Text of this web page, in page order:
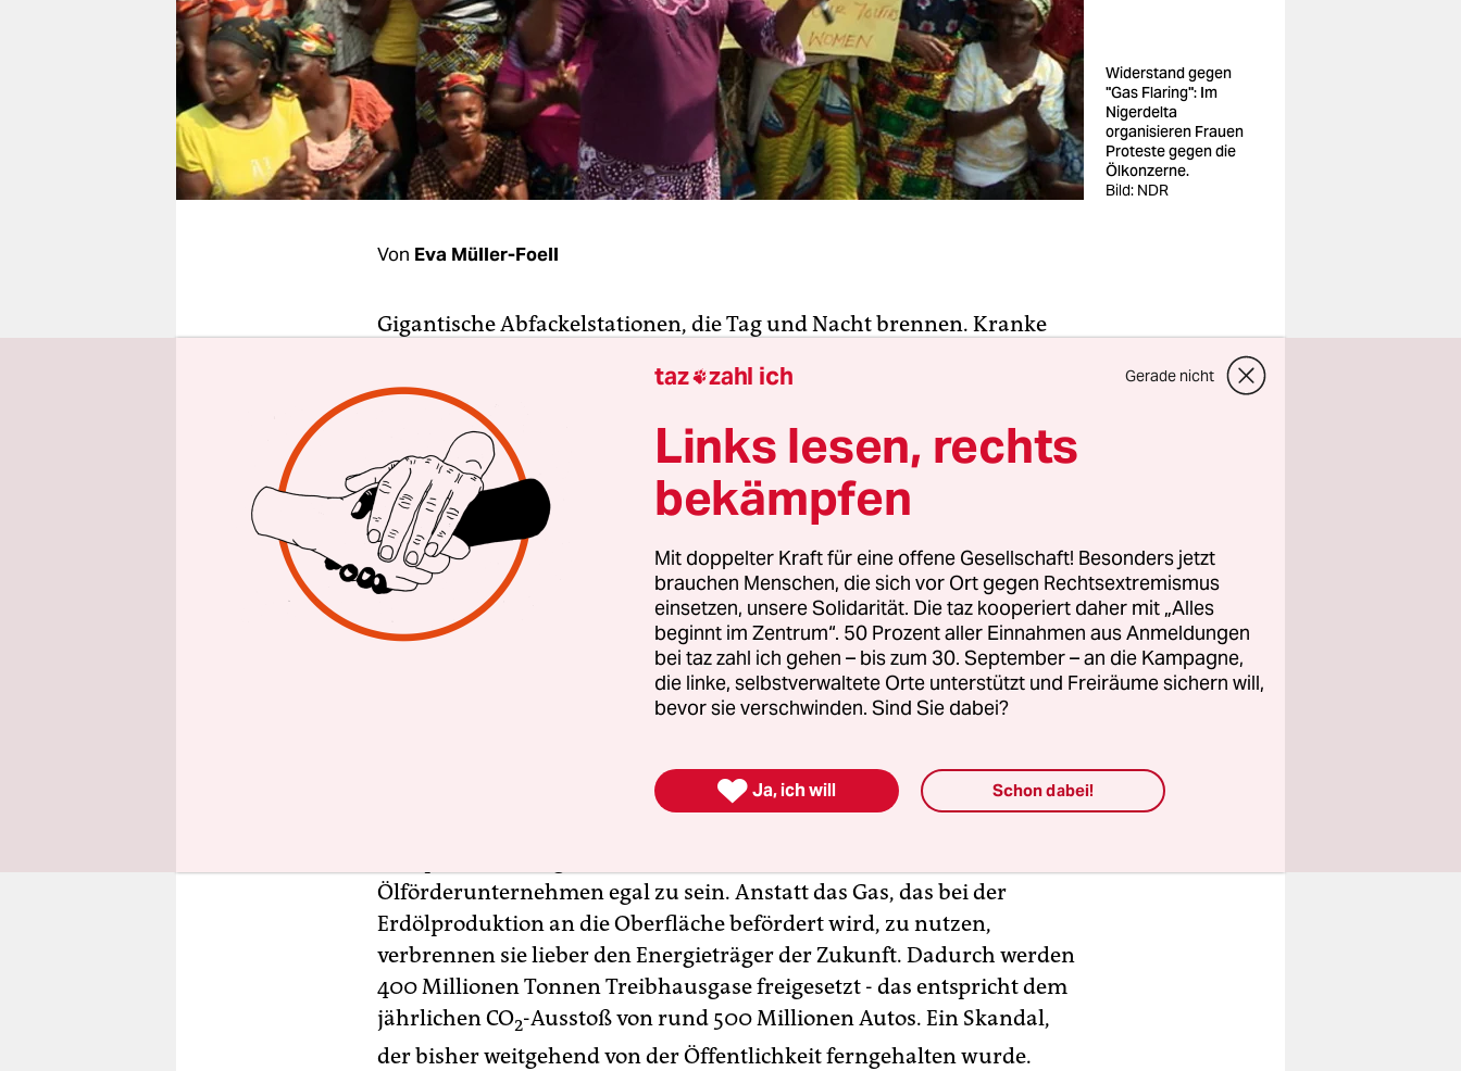
shop
fragen & hilfe
unterstützen
abo
genossenschaft
Widerstand gegen
"Gas Flaring": Im
Nigerdelta
organisieren Frauen
Proteste gegen die
Ölkonzerne.
Bild: NDR
Von Eva Müller-Foell
Gigantische Abfackelstationen, die Tag und Nacht brennen. Kranke
erwarten. Verseuchte Erde und giftige Gase, die die Luft der Dörfer
verpesten und die Lungen der Leute im Nigerdelta belasten. Bilder, die
sich ins Gedächtnis einbrennen. Schuld an diesen Umweltschäden ist
das sogenannte "Gas Flaring" - oder auf Deutsch "Gasverbrennung". In
der Dokumentation "Abgefackelt: Wie die Ölkonzerne unser Klima
killen" zeigen die Filmemacher Inge Altemeier und Steffen Weber,
warum die Ölkonzerne weltweit wertvolles Gas verbrennen und daran
nicht gehindert werden. Ihr Film ist Teil des Arte-Themenabends
"Schmutziges Öl", in dessen Rahmen auch die Dokumentation "Die BP-
Story - Profit um jeden Preis" läuft, in dem der US-Journalist Greg
Palast zeigt, welche Gebiete trotz großer Risiken für die Umwelt zur
Ölförderunternehmen egal zu sein. Anstatt das Gas, das bei der
Erdölproduktion an die Oberfläche befördert wird, zu nutzen,
verbrennen sie lieber den Energieträger der Zukunft. Dadurch werden
400 Millionen Tonnen Treibhausgase freigesetzt - das entspricht dem
jährlichen CO2-Ausstoß von rund 500 Millionen Autos. Ein Skandal,
der bisher weitgehend von der Öffentlichkeit ferngehalten wurde.
taz zahl ich Gerade nicht
Links lesen, rechts
bekämpfen
Mit doppelter Kraft für eine offene Gesellschaft! Besonders jetzt
brauchen Menschen, die sich vor Ort gegen Rechtsextremismus
einsetzen, unsere Solidarität. Die taz kooperiert daher mit „Alles
beginnt im Zentrum“. 50 Prozent aller Einnahmen aus Anmeldungen
bei taz zahl ich gehen – bis zum 30. September – an die Kampagne,
die linke, selbstverwaltete Orte unterstützt und Freiräume sichern will,
bevor sie verschwinden. Sind Sie dabei?
 Ja, ich will Schon dabei!